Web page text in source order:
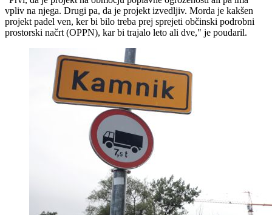
vpliv na njega. Drugi pa, da je projekt izvedljiv. Morda je kakšen
projekt padel ven, ker bi bilo treba prej sprejeti občinski podrobni
prostorski načrt (OPPN), kar bi trajalo leto ali dve," je poudaril.